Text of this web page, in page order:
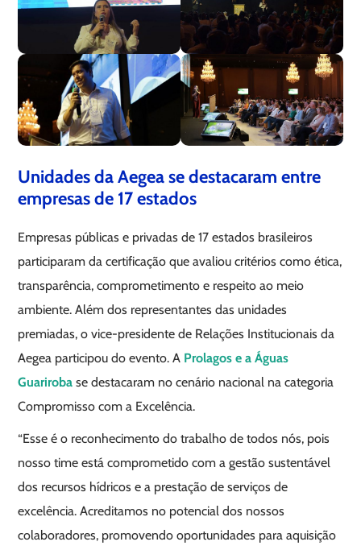
Unidades da Aegea se destacaram entre
empresas de 17 estados
Empresas públicas e privadas de 17 estados brasileiros
participaram da certificação que avaliou critérios como ética,
transparência, comprometimento e respeito ao meio
ambiente. Além dos representantes das unidades
premiadas, o vice-presidente de Relações Institucionais da
Aegea participou do evento. A Prolagos e a Águas
Guariroba se destacaram no cenário nacional na categoria
Compromisso com a Excelência.
“Esse é o reconhecimento do trabalho de todos nós, pois
nosso time está comprometido com a gestão sustentável
dos recursos hídricos e a prestação de serviços de
excelência. Acreditamos no potencial dos nossos
colaboradores, promovendo oportunidades para aquisição